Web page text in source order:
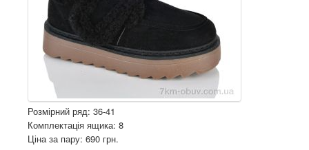
Розмірний ряд: 36-41
Комплектація ящика: 8
Ціна за пару: 690 грн.